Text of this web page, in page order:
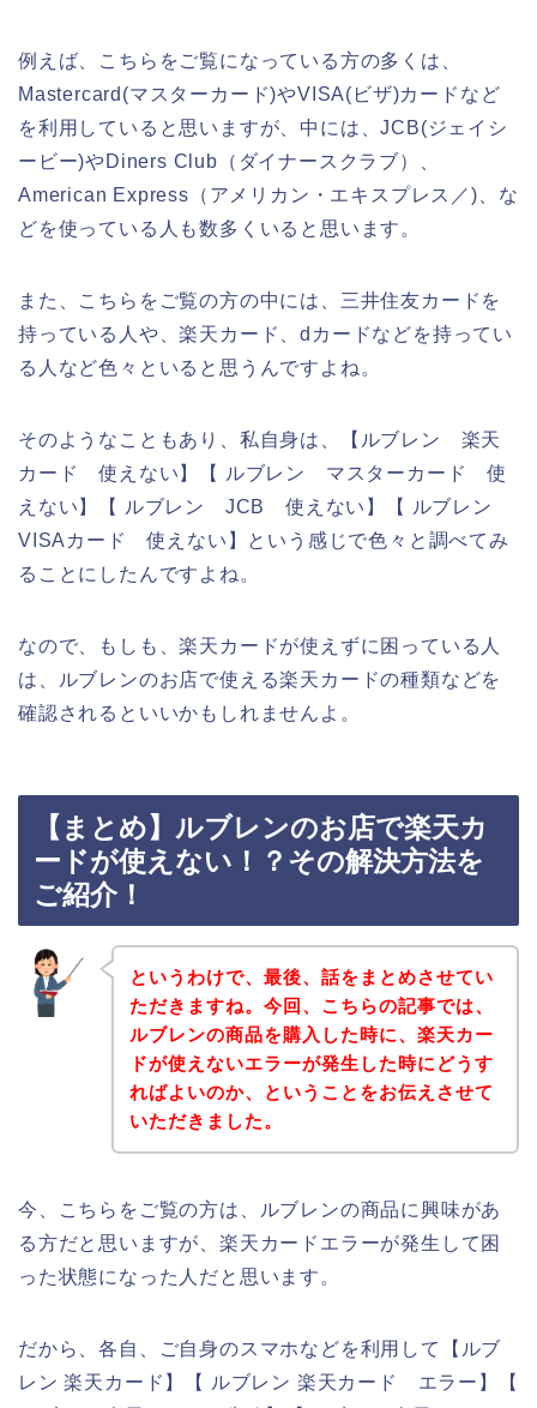
例えば、こちらをご覧になっている方の多くは、
Mastercard(マスターカード)やVISA(ビザ)カードなど
を利用していると思いますが、中には、JCB(ジェイシ
ービー)やDiners Club（ダイナースクラブ）、
American Express（アメリカン・エキスプレス／)、な
どを使っている人も数多くいると思います。
また、こちらをご覧の方の中には、三井住友カードを
持っている人や、楽天カード、dカードなどを持ってい
る人など色々といると思うんですよね。
そのようなこともあり、私自身は、【ルブレン 楽天
カード 使えない】【 ルブレン マスターカード 使
えない】【 ルブレン JCB 使えない】【 ルブレン
VISAカード 使えない】という感じで色々と調べてみ
ることにしたんですよね。
なので、もしも、楽天カードが使えずに困っている人
は、ルブレンのお店で使える楽天カードの種類などを
確認されるといいかもしれませんよ。
【まとめ】ルブレンのお店で楽天カ
ードが使えない！？その解決方法を
ご紹介！
というわけで、最後、話をまとめさせてい
ただきますね。今回、こちらの記事では、
ルブレンの商品を購入した時に、楽天カー
ドが使えないエラーが発生した時にどうす
ればよいのか、ということをお伝えさせて
いただきました。
今、こちらをご覧の方は、ルブレンの商品に興味があ
る方だと思いますが、楽天カードエラーが発生して困
った状態になった人だと思います。
だから、各自、ご自身のスマホなどを利用して【ルブ
レン 楽天カード】【 ルブレン 楽天カード エラー】【